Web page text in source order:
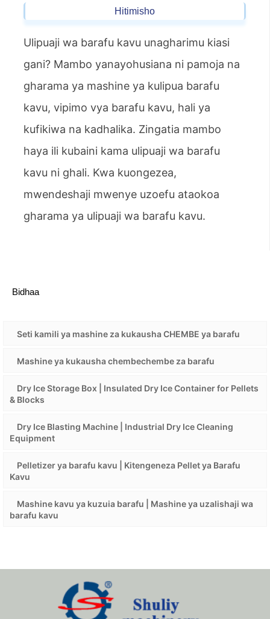
Hitimisho
Ulipuaji wa barafu kavu unagharimu kiasi
gani? Mambo yanayohusiana ni pamoja na
gharama ya mashine ya kulipua barafu
kavu, vipimo vya barafu kavu, hali ya
kufikiwa na kadhalika. Zingatia mambo
haya ili kubaini kama ulipuaji wa barafu
kavu ni ghali. Kwa kuongezea,
mwendeshaji mwenye uzoefu ataokoa
gharama ya ulipuaji wa barafu kavu.
Bidhaa
Seti kamili ya mashine za kukausha CHEMBE ya barafu
Mashine ya kukausha chembechembe za barafu
Dry Ice Storage Box | Insulated Dry Ice Container for Pellets
& Blocks
Dry Ice Blasting Machine | Industrial Dry Ice Cleaning
Equipment
Pelletizer ya barafu kavu | Kitengeneza Pellet ya Barafu
Kavu
Mashine kavu ya kuzuia barafu | Mashine ya uzalishaji wa
barafu kavu